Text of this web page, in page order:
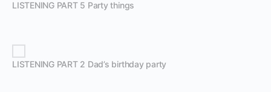
LISTENING PART 5 Party things
LISTENING PART 2 Dad’s birthday party